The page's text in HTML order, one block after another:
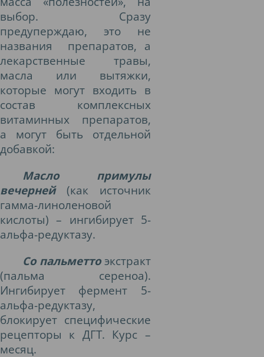
выбор. Сразу
предуперждаю, это не
названия
препаратов, а
лекарственные травы,
масла или вытяжки,
которые могут входить в
состав комплексных
витаминных препаратов,
а могут быть отдельной
добавкой:
Масло примулы
вечерней(как источник
гамма-линоленовой
кислоты) – ингибирует 5-
альфа-редуктазу.
Со пальметтоэкстракт
(пальма сереноа).
Ингибирует фермент 5-
альфа-редуктазу,
блокирует специфические
рецепторы к ДГТ. Курс –
месяц.